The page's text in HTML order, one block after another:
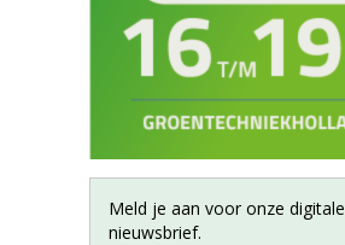
Meld je aan voor onze digitale
nieuwsbrief.